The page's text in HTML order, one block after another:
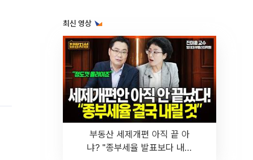
최신 영상
부동산 세제개편 아직 끝 아
냐? "종부세율 발표보다 내릴